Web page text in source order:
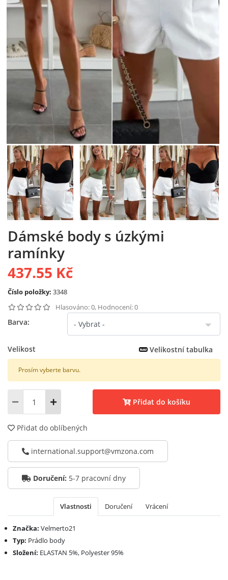
Dámské body s úzkými
ramínky
437.55 Kč
Číslo položky: 3348
Hlasováno: 0, Hodnocení: 0
Barva:
Velikost Velikostní tabulka
Prosím vyberte barvu.
Přidat do košíku
Přidat do oblíbených
international.support@vmzona.com
Doručení: 5-7 pracovní dny
Vlastnosti Doručení Vrácení
Značka: Velmerto21
Typ: Prádlo body
Složení: ELASTAN 5%, Polyester 95%